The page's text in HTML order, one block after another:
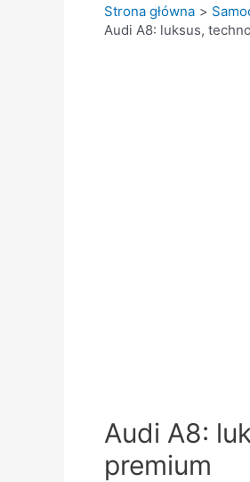
Strona główna
Audi A8: luksus,
Audi A8:
premium